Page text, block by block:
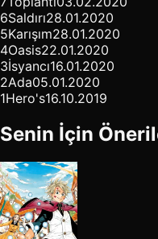
6Saldırı28.01.2020
5Karışım28.01.2020
4Oasis22.01.2020
3İsyancı16.01.2020
2Ada05.01.2020
1Hero's16.10.2019
Senin İçin